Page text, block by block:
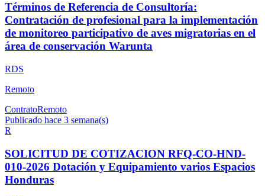
Términos de Referencia de Consultoría:
Contratación de profesional para la implementación
de monitoreo participativo de aves migratorias en el
área de conservación Warunta
RDS
Remoto
ContratoRemoto
Publicado hace 3 semana(s)
R
SOLICITUD DE COTIZACION RFQ-CO-HND-
010-2026 Dotación y Equipamiento varios Espacios
Honduras